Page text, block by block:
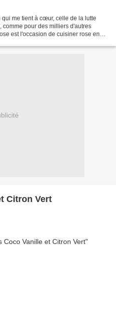
me tient à cœur, celle de la lutte
comme pour des milliers d'autres
est l'occasion de cuisiner rose en
Citron Vert